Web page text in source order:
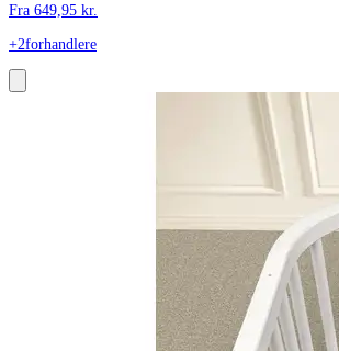
Fra 649,95 kr.
+2forhandlere